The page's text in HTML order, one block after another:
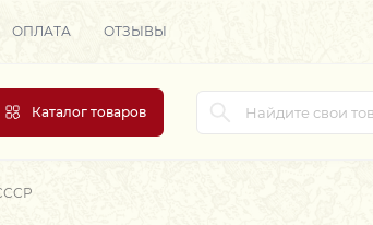
ОПЛАТА ОТЗЫВЫ
Каталог товаров